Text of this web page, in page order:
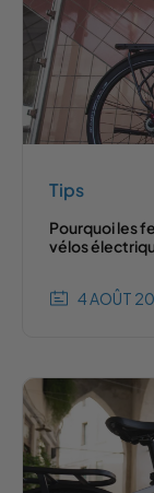
Tips
Pourquoi les
vélos
4 AOÛT